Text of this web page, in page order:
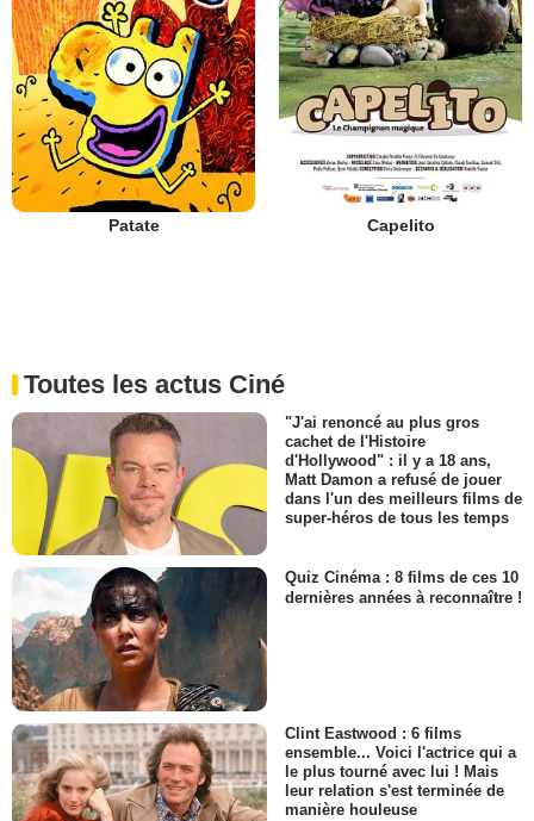
Patate Capelito
Toutes les actus Ciné
"J'ai renoncé au plus gros
cachet de l'Histoire
d'Hollywood" : il y a 18 ans,
Matt Damon a refusé de jouer
dans l'un des meilleurs films de
super-héros de tous les temps
Quiz Cinéma : 8 films de ces 10
dernières années à reconnaître !
Clint Eastwood : 6 films
ensemble... Voici l'actrice qui a
le plus tourné avec lui ! Mais
leur relation s'est terminée de
manière houleuse